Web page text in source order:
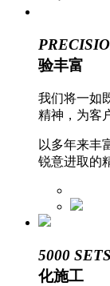
验丰富
我们将一如
精神，为客
以多年来丰
锐意进取的
5000
化施工